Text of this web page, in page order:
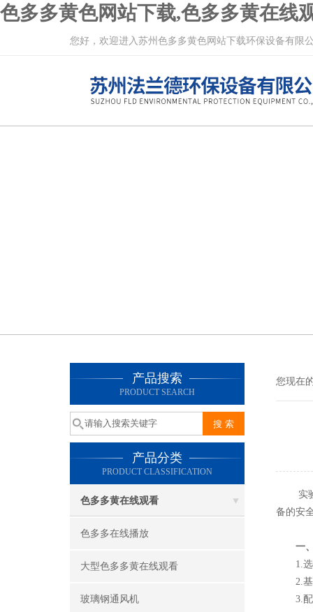
色多多黄色网站下载,色多多黄在线
您好，欢迎进入苏州色多多黄色网站下载环保设备有限公
产品搜索
PRODUCT SEARCH
产品分类
PRODUCT CLASSIFICATION
色多多黄在线观看
色多多在线播放
大型色多多黄在线观看
玻璃钢通风机
您现在的
实
备的安全
一
1.选址
2.基础
3.配件检